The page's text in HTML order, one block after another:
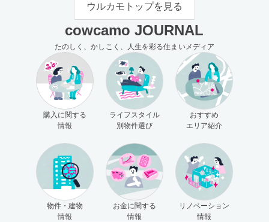
ウルカモトップを見る
cowcamo JOURNAL
たのしく、かしこく、人生を彩る住まいメディア
購入に関する
情報
ライフスタイル
別物件選び
おすすめ
エリア紹介
物件・建物
情報
お金に関する
情報
リノベーション
情報